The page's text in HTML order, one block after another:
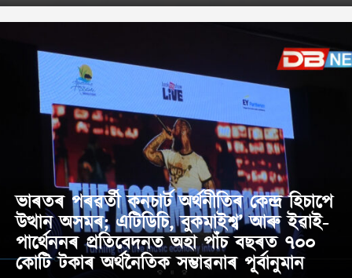
ভাৰতৰ পৰৱৰ্তী কনচাৰ্ট অৰ্থনীতিৰ কেন্দ্ৰ হিচাপে
উত্থান অসমৰ; এটিডিচি, বুকমাইশ্ব’ আৰু ইৱাই-
পাৰ্থেননৰ প্ৰতিবেদনত অহা পাঁচ বছৰত ৭০০
কোটি টকাৰ অৰ্থনৈতিক সম্ভাৱনাৰ পূৰ্বানুমান